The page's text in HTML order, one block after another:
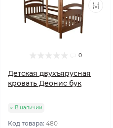
0
Детская двухъярусная
кровать Деонис бук
В наличии
Код товара: 480